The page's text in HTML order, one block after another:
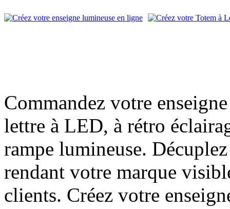
Commandez votre
lettre à LED, à rétro
rampe lumineuse.
rendant votre marque
clients. Créez votre